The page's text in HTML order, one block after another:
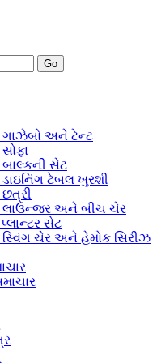
અને ટેન્ટ
સેટ
ટેબલ ખુરશી
લાઉન્જર અને બીચ ચેર
પ્લાન્ટર સેટ
ચેર અને હેમોક સિરીઝ